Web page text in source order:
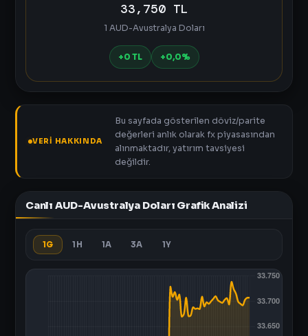
33,750 TL
1 AUD-Avustralya Doları
+0 TL +0,0%
VERI HAKKINDA
Bu sayfada gösterilen döviz/parite
değerleri anlık olarak fx piyasasından
alınmaktadır, yatırım tavsiyesi
değildir.
Canlı AUD-Avustralya Doları Grafik Analizi
1G 1H 1A 3A 1Y